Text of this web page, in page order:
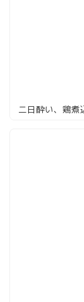
二日酔い、鶏煮